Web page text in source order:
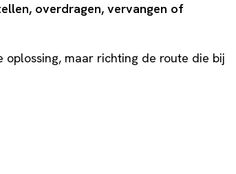
overdragen, vervangen of
maar richting de route die bij